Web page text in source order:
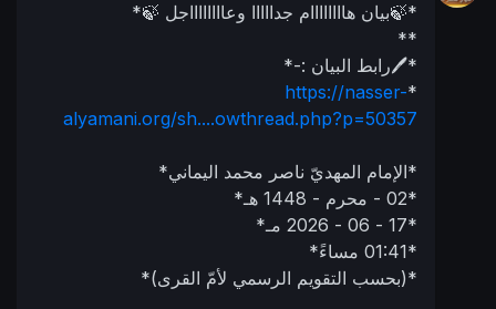
*🍃بيان هاااااااام جدااااا وعااااااااجل 🍃*
**
*🖊️رابط البيان :-*
*
https://nasser-
alyamani.org/sh....owthread.php?p=50357
*الإمام المهديّ ناصر محمد اليماني*
*02 - محرم - 1448 هـ*
*17 - 06 - 2026 مـ*
*01:41 مساءً*
*(بحسب التقويم الرسمي لأمّ القرى)*